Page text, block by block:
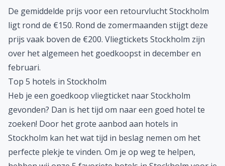
maar naar vliegtickets Stockholm? Geen probleem! Met
devliegkaartvan weflycheap zoek jij heel gemakkelijk
de goedkoopste vliegtickets naar jouw gewenste
bestemming. Geen uren lang speuren naar de beste
prijs, want je ziet in één oogopslag wat de laagste
prijzen zijn voor vliegtickets Stockholm.
De gemiddelde prijs voor een retourvlucht Stockholm
ligt rond de €150. Rond de zomermaanden stijgt deze
prijs vaak boven de €200. Vliegtickets Stockholm zijn
over het algemeen het goedkoopst in december en